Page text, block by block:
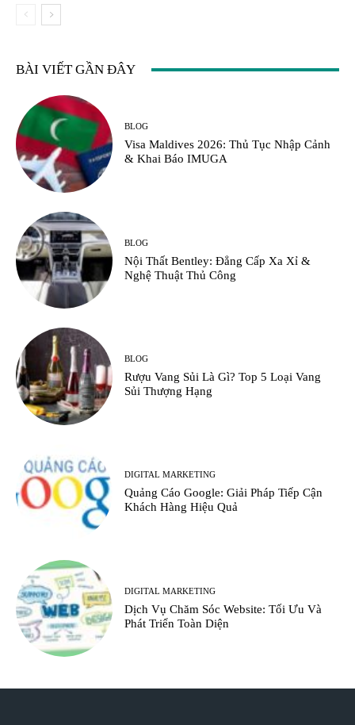
BÀI VIẾT GẦN ĐÂY
BLOG
Visa Maldives 2026: Thủ Tục Nhập Cảnh
& Khai Báo IMUGA
BLOG
Nội Thất Bentley: Đẳng Cấp Xa Xỉ &
Nghệ Thuật Thủ Công
BLOG
Rượu Vang Sủi Là Gì? Top 5 Loại Vang
Sủi Thượng Hạng
DIGITAL MARKETING
Quảng Cáo Google: Giải Pháp Tiếp Cận
Khách Hàng Hiệu Quả
DIGITAL MARKETING
Dịch Vụ Chăm Sóc Website: Tối Ưu Và
Phát Triển Toàn Diện